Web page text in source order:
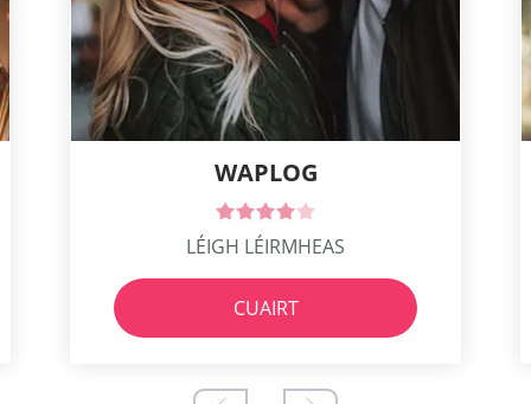
WAPLOG
LÉIGH LÉIRMHEAS
CUAIRT